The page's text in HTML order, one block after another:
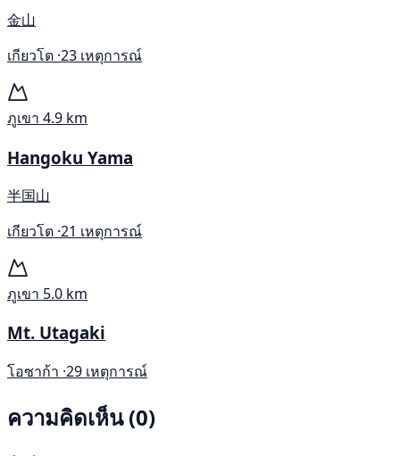
金山
เกียวโต ·23 เหตุการณ์
ภูเขา 4.9 km
Hangoku Yama
半国山
เกียวโต ·21 เหตุการณ์
ภูเขา 5.0 km
Mt. Utagaki
โอซาก้า ·29 เหตุการณ์
ความคิดเห็น (0)